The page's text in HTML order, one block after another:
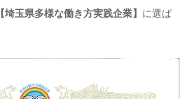
【埼玉県多様な働き方実践企業】 に選ば